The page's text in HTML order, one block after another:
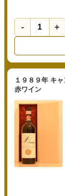
- +
１９８９年 キ
赤ワイン